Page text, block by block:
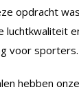
opdracht
luchtkwaliteit
voor sporters.
hebben